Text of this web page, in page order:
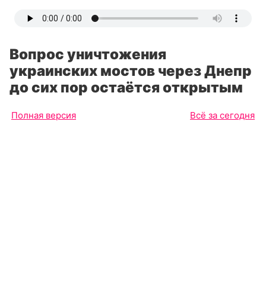
Вопрос уничтожения
украинских мостов через Днепр
до сих пор остаётся открытым
Полная версия Всё за сегодня